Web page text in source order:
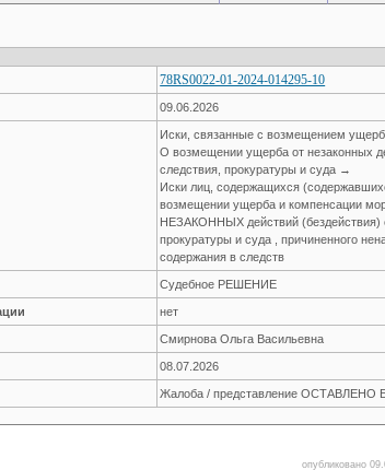
78RS0022-01-2024-014295-10
09.06.2026
Иски, связанные с возмещением
О возмещении ущерба от незаконных
следствия, прокуратуры и суда →
Иски лиц, содержащихся
возмещении ущерба и компенсации
НЕЗАКОННЫХ действий (бездействия)
прокуратуры и суда , причиненного
содержания в следств
Судебное РЕШЕНИЕ
нет
Смирнова Ольга Васильевна
08.07.2026
Жалоба / представление
опубликовано